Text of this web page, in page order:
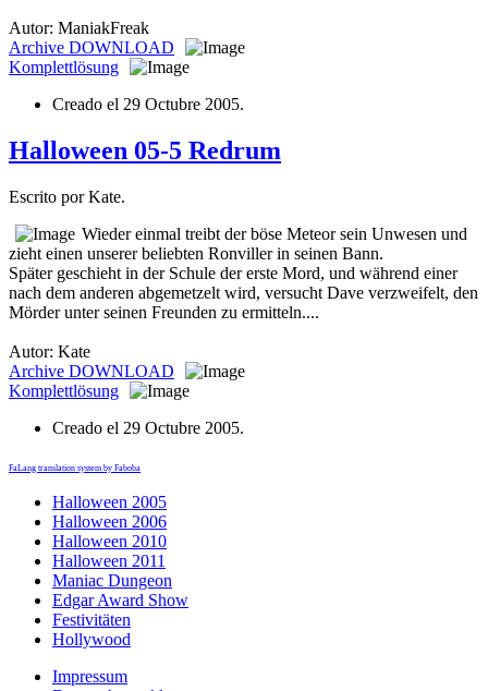
Autor: ManiakFreak
Archive DOWNLOAD
Komplettlösung
Creado el 29 Octubre 2005.
Halloween 05-5 Redrum
Escrito por Kate.
Wieder einmal treibt der böse Meteor sein Unwesen und
zieht einen unserer beliebten Ronviller in seinen Bann.
Später geschieht in der Schule der erste Mord, und während einer
nach dem anderen abgemetzelt wird, versucht Dave verzweifelt, den
Mörder unter seinen Freunden zu ermitteln....
Autor: Kate
Archive DOWNLOAD
Komplettlösung
Creado el 29 Octubre 2005.
FaLang translation system by Faboba
Halloween 2005
Halloween 2006
Halloween 2010
Halloween 2011
Maniac Dungeon
Edgar Award Show
Festivitäten
Hollywood
Impressum